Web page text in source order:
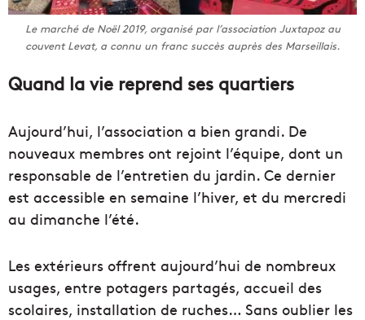
Le marché de Noël 2019, organisé par l’association Juxtapoz au
couvent Levat, a connu un franc succès auprès des Marseillais.
Quand la vie reprend ses quartiers
Aujourd’hui, l’association a bien grandi. De
nouveaux membres ont rejoint l’équipe, dont un
responsable de l’entretien du jardin. Ce dernier
est accessible en semaine l’hiver, et du mercredi
au dimanche l’été.
Les extérieurs offrent aujourd’hui de nombreux
usages, entre potagers partagés, accueil des
scolaires, installation de ruches… Sans oublier les